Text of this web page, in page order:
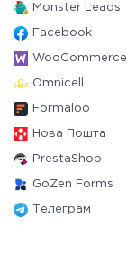
Monster Leads
Facebook
WooCommerce
Omnicell
Formaloo
Нова Пошта
PrestaShop
GoZen Forms
Телеграм